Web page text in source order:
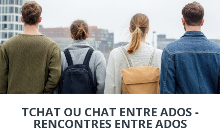
TCHAT OU CHAT ENTRE ADOS -
RENCONTRES ENTRE ADOS